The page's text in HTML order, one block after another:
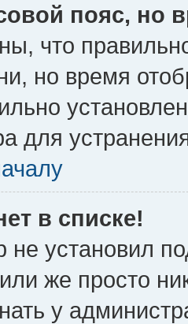
пояс, но
что
но время
для
в списке!
не установил
же просто
у